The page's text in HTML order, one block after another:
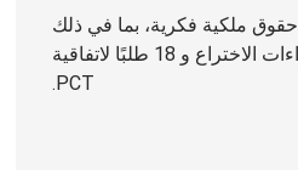
لقد تقدمنا ​​بأكثر من 400 حقوق ملكية فكرية، بما في ذلك
أكثر من 80 طلبًا لبراءات الاختراع و 18 طلبًا لاتفاقية
PCT.